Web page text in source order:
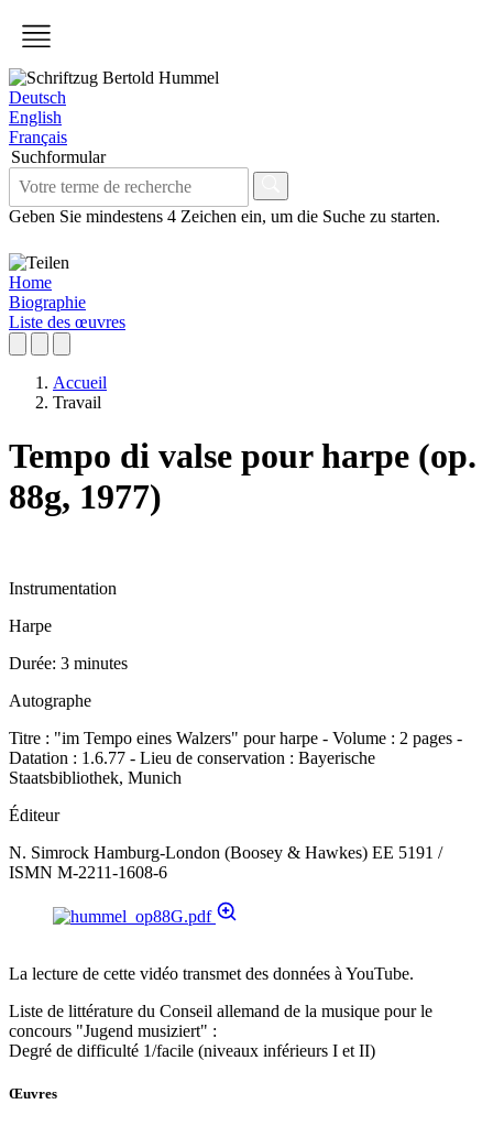
Deutsch
English
Français
Suchformular
Geben Sie mindestens 4 Zeichen ein, um die Suche zu starten.
Home
Biographie
Liste des œuvres
Accueil
Travail
Tempo di valse pour harpe (op.
88g, 1977)
Instrumentation
Harpe
Durée: 3 minutes
Autographe
Titre : "im Tempo eines Walzers" pour harpe - Volume : 2 pages -
Datation : 1.6.77 - Lieu de conservation : Bayerische
Staatsbibliothek, Munich
Éditeur
N. Simrock Hamburg-London (Boosey & Hawkes) EE 5191 /
ISMN M-2211-1608-6
La lecture de cette vidéo transmet des données à YouTube.
Liste de littérature du Conseil allemand de la musique pour le
concours "Jugend musiziert" :
Degré de difficulté 1/facile (niveaux inférieurs I et II)
Œuvres